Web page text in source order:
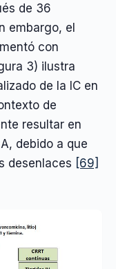
de 36
embargo, el
con
3) ilustra
de la IC en
de
resultar en
debido a que
desenlaces [69]